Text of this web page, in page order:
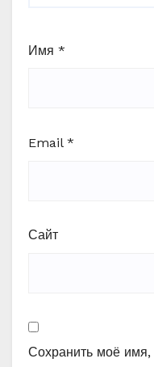
Имя *
Email *
Сайт
Сохранить моё